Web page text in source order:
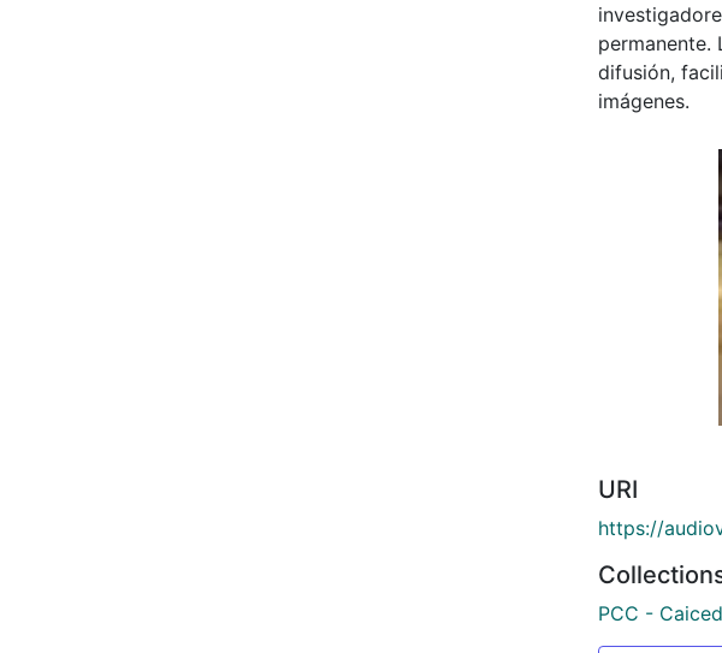
permanente.
difusión,
imágenes.
URI
https://
PCC -